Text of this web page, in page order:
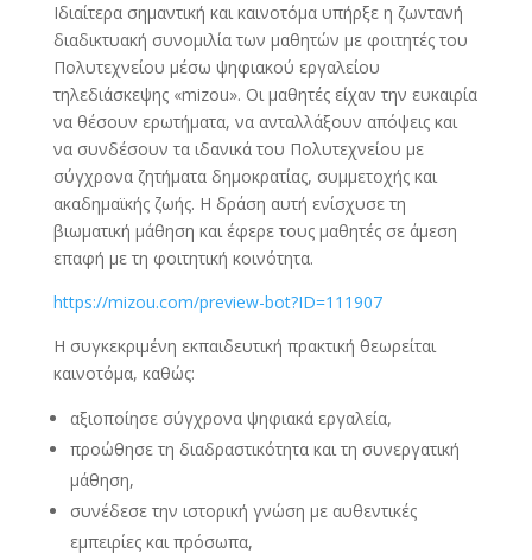
Ιδιαίτερα σημαντική και καινοτόμα υπήρξε η ζωντανή
διαδικτυακή συνομιλία των μαθητών με φοιτητές του
Πολυτεχνείου μέσω ψηφιακού εργαλείου
τηλεδιάσκεψης «mizou». Οι μαθητές είχαν την ευκαιρία
να θέσουν ερωτήματα, να ανταλλάξουν απόψεις και
να συνδέσουν τα ιδανικά του Πολυτεχνείου με
σύγχρονα ζητήματα δημοκρατίας, συμμετοχής και
ακαδημαϊκής ζωής. Η δράση αυτή ενίσχυσε τη
βιωματική μάθηση και έφερε τους μαθητές σε άμεση
επαφή με τη φοιτητική κοινότητα.
https://mizou.com/preview-bot?ID=111907
Η συγκεκριμένη εκπαιδευτική πρακτική θεωρείται
καινοτόμα, καθώς:
αξιοποίησε σύγχρονα ψηφιακά εργαλεία,
προώθησε τη διαδραστικότητα και τη συνεργατική
μάθηση,
συνέδεσε την ιστορική γνώση με αυθεντικές
εμπειρίες και πρόσωπα,